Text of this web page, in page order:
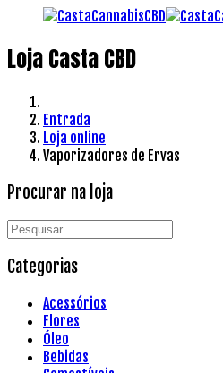
Loja Casta CBD
Entrada
Loja online
Vaporizadores de Ervas
Procurar na loja
Categorias
Acessórios
Flores
Óleo
Bebidas